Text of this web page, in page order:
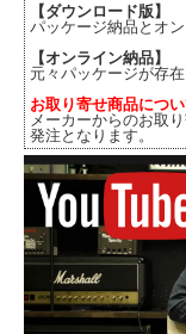
【ダウンロード版】
パッケージ納品とオ
【オンライン納品】
元々パッケージが存
お取り寄せ商品につ
メーカーからのお取
発注となります。